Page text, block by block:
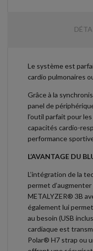
Le système est
cardio pulmonaires
Grâce à la
panel de
l’outil parfait pour
capacités cardio-
performance
L’AVANTAGE DU
L’intégration de la
permet
METALYZER® 3B
également lui
au besoin (USB
cardiaque est
Polar® H7 strap ou